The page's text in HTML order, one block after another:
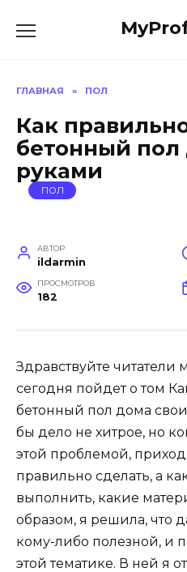
ГЛАВНАЯ » ПОЛ
Как
бетонный
руками
ПОЛ
АВТОР
ildarmin
ПРОСМОТРОВ
182
Здравствуйте читатели
сегодня пойдет о том
бетонный пол дома
бы дело не хитрое, но
этой проблемой,
правильно сделать, а
выполнить, какие
образом, я решила, что
кому-либо полезной, и
этой тематике. В ней я